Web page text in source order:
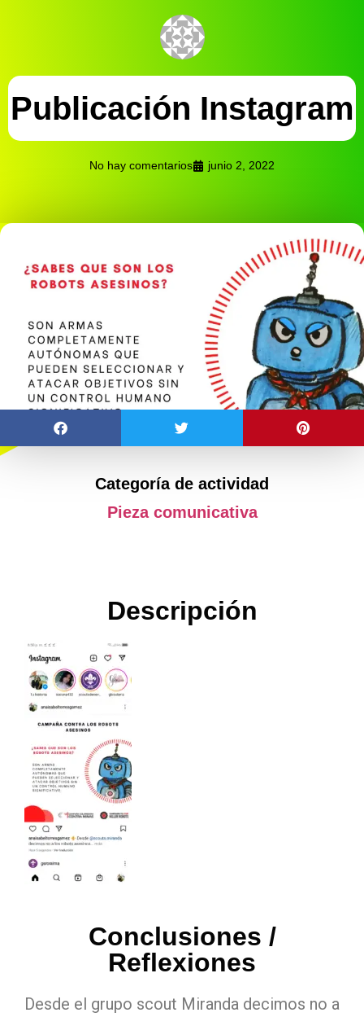
Publicación Instagram
No hay comentarios junio 2, 2022
Categoría de actividad
Pieza comunicativa
Descripción
Conclusiones /
Reflexiones
Desde el grupo scout Miranda decimos no a